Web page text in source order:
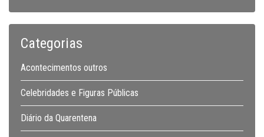
Categorias
Acontecimentos outros
Celebridades e Figuras Públicas
Diário da Quarentena